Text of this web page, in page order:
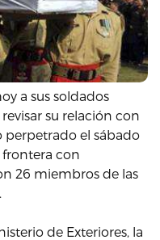
a sus soldados
su relación con
perpetrado el sábado
frontera con
26 miembros de las
de Exteriores, la